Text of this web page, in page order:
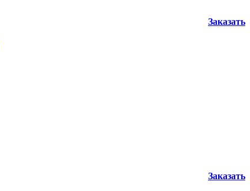
Заказать
Заказать